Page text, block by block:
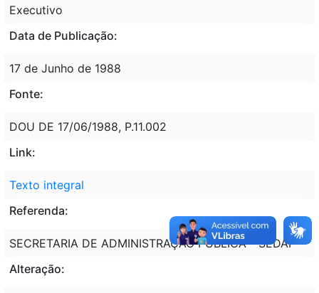
Executivo
Data de Publicação:
17 de Junho de 1988
Fonte:
DOU DE 17/06/1988, P.11.002
Link:
Texto integral
Referenda:
SECRETARIA DE ADMINISTRAÇÃO PÚBLICA - SEDAP
Alteração: